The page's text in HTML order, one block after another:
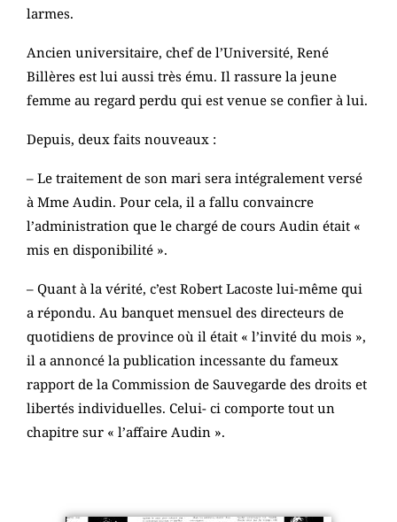
larmes.
Ancien universitaire, chef de l’Université, René
Billères est lui aussi très ému. Il rassure la jeune
femme au regard perdu qui est venue se confier à lui.
Depuis, deux faits nouveaux :
– Le traitement de son mari sera intégralement versé
à Mme Audin. Pour cela, il a fallu convaincre
l’administration que le chargé de cours Audin était «
mis en disponibilité ».
– Quant à la vérité, c’est Robert Lacoste lui-même qui
a répondu. Au banquet mensuel des directeurs de
quotidiens de province où il était « l’invité du mois »,
il a annoncé la publication incessante du fameux
rapport de la Commission de Sauvegarde des droits et
libertés individuelles. Celui- ci comporte tout un
chapitre sur « l’affaire Audin ».